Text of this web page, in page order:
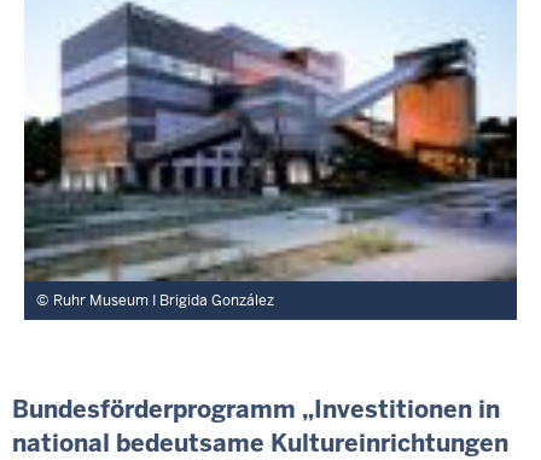
Ruhr Museum I Brigida González
Bundesförderprogramm „Investitionen in
national bedeutsame Kultureinrichtungen